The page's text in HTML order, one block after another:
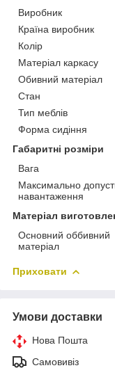
Виробник
Країна виробник
Колір
Матеріал каркасу
Обивний матеріал
Стан
Тип меблів
Форма сидіння
Габаритні розміри
Вага
Максимально
навантаження
Матеріал
Основний оббивний
матеріал
Приховати
Умови доставки
Нова Пошта
Самовивіз